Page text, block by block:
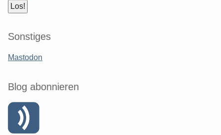
Sonstiges
Mastodon
Blog abonnieren